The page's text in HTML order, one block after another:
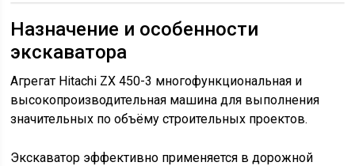
Назначение и особенности
экскаватора
Агрегат Hitachi ZX 450-3 многофункциональная и
высокопроизводительная машина для выполнения
значительных по объёму строительных проектов.
Экскаватор эффективно применяется в дорожной